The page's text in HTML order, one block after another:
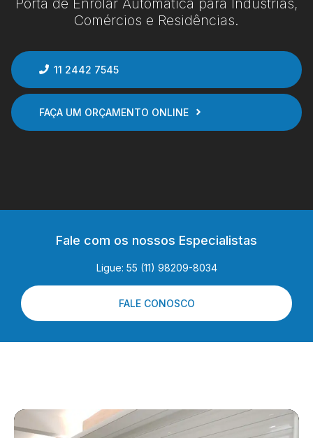
Comércios e Residências.
11 2442 7545
FAÇA UM ORÇAMENTO ONLINE
Fale com os nossos Especialistas
Ligue: 55 (11) 98209-8034
FALE CONOSCO